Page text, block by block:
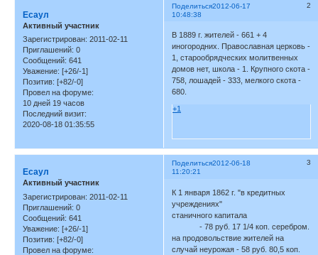
Поделиться 2
2012-06-17
10:48:38
Есаул
Активный участник
Зарегистрирован: 2011-02-11
Приглашений: 0
Сообщений: 641
Уважение: [+26/-1]
Позитив: [+82/-0]
Провел на форуме:
10 дней 19 часов
Последний визит:
2020-08-18 01:35:55
В 1889 г. жителей - 661 + 4
иногородних. Православная церковь -
1, старообрядческих молитвенных
домов нет, школа - 1. Крупного скота -
758, лошадей - 333, мелкого скота -
680.
+1
Поделиться 3
2012-06-18
11:20:21
Есаул
Активный участник
Зарегистрирован: 2011-02-11
Приглашений: 0
Сообщений: 641
Уважение: [+26/-1]
Позитив: [+82/-0]
Провел на форуме:
К 1 января 1862 г. "в кредитных
учреждениях"
станичного капитала
- 78 руб. 17 1/4 коп. серебром.
на продовольствие жителей на
случай неурожая - 58 руб. 80,5 коп.